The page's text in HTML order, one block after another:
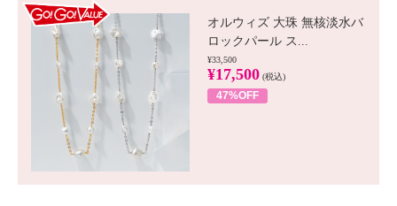
オルウィズ 大珠 無核淡水バ
ロックパール ス...
¥33,500
¥17,500 (税込)
47%OFF